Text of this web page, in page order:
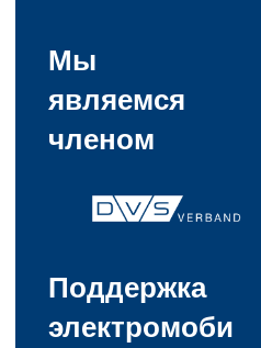
Мы
являемся
членом
Поддержка
электромоби